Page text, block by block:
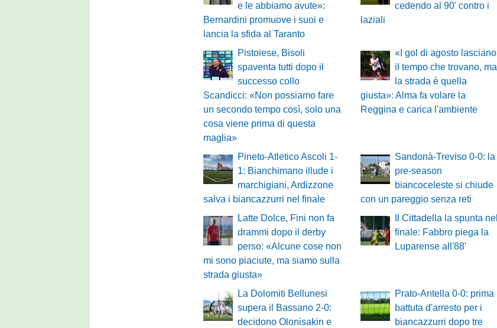
e le abbiamo avute»:
Bernardini promuove i suoi e
lancia la sfida al Taranto
cedendo al 90' contro i
laziali
Pistoiese, Bisoli
spaventa tutti dopo il
successo collo
Scandicci: «Non possiamo fare
un secondo tempo così, solo una
cosa viene prima di questa
maglia»
«I gol di agosto lasciano
il tempo che trovano, ma
la strada è quella
giusta»: Alma fa volare la
Reggina e carica l'ambiente
Pineto-Atletico Ascoli 1-
1: Bianchimano illude i
marchigiani, Ardizzone
salva i biancazzurri nel finale
Sandonà-Treviso 0-0: la
pre-season
biancoceleste si chiude
con un pareggio senza reti
Latte Dolce, Fini non fa
drammi dopo il derby
perso: «Alcune cose non
mi sono piaciute, ma siamo sulla
strada giusta»
Il Cittadella la spunta nel
finale: Fabbro piega la
Luparense all'88'
La Dolomiti Bellunesi
supera il Bassano 2-0:
decidono Olonisakin e
Prato-Antella 0-0: prima
battuta d'arresto per i
biancazzurri dopo tre